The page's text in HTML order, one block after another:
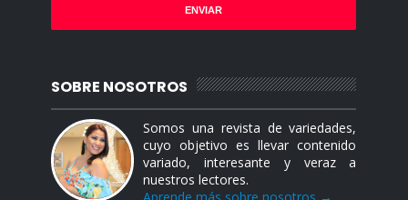
SOBRE NOSOTROS
Somos una revista de variedades,
cuyo objetivo es llevar contenido
variado, interesante y veraz a
nuestros lectores.